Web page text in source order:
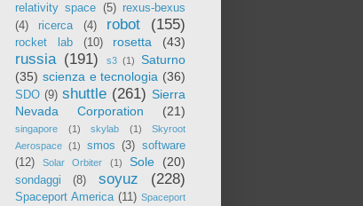
relativity space (5) rexus-bexus
(4)
ricerca (4) robot (155)
rocket lab (10) rosetta (43)
russia (191) s3 (1)
Saturno
(35) scienza e tecnologia (36)
SDO (9) shuttle (261) Sierra
Nevada Corporation
(21)
singapore (1) skylab (1)
Skyroot
Aerospace (1) smos (3) software
(12)
Solar Orbiter (1) Sole (20)
sondaggi (8) soyuz (228)
Spaceport America (11) Spaceport